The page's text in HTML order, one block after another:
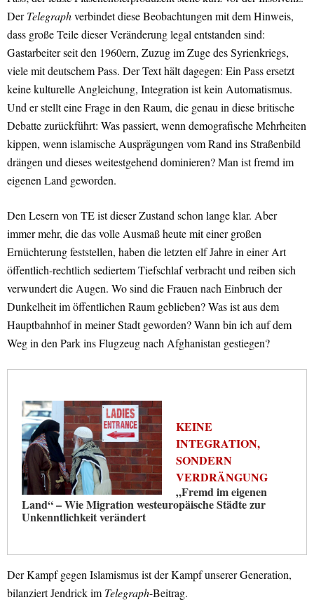
DerTelegraphverbindet diese Beobachtungen mit dem Hinweis,
dass große Teile dieser Veränderung legal entstanden sind:
Gastarbeiter seit den 1960ern, Zuzug im Zuge des Syrienkriegs,
viele mit deutschem Pass. Der Text hält dagegen: Ein Pass ersetzt
keine kulturelle Angleichung, Integration ist kein Automatismus.
Und er stellt eine Frage in den Raum, die genau in diese britische
Debatte zurückführt: Was passiert, wenn demografische Mehrheiten
kippen, wenn islamische Ausprägungen vom Rand ins Straßenbild
drängen und dieses weitestgehend dominieren? Man ist fremd im
eigenen Land geworden.
Den Lesern von TE ist dieser Zustand schon lange klar. Aber
immer mehr, die das volle Ausmaß heute mit einer großen
Ernüchterung feststellen, haben die letzten elf Jahre in einer Art
öffentlich-rechtlich sediertem Tiefschlaf verbracht und reiben sich
verwundert die Augen. Wo sind die Frauen nach Einbruch der
Dunkelheit im öffentlichen Raum geblieben? Was ist aus dem
Hauptbahnhof in meiner Stadt geworden? Wann bin ich auf dem
Weg in den Park ins Flugzeug nach Afghanistan gestiegen?
KEINE
INTEGRATION,
SONDERN
VERDRÄNGUNG
„Fremd im eigenen
Land“ – Wie Migration westeuropäische Städte zur
Unkenntlichkeit verändert
Der Kampf gegen Islamismus ist der Kampf unserer Generation,
bilanziert Jendrick im Telegraph-Beitrag.